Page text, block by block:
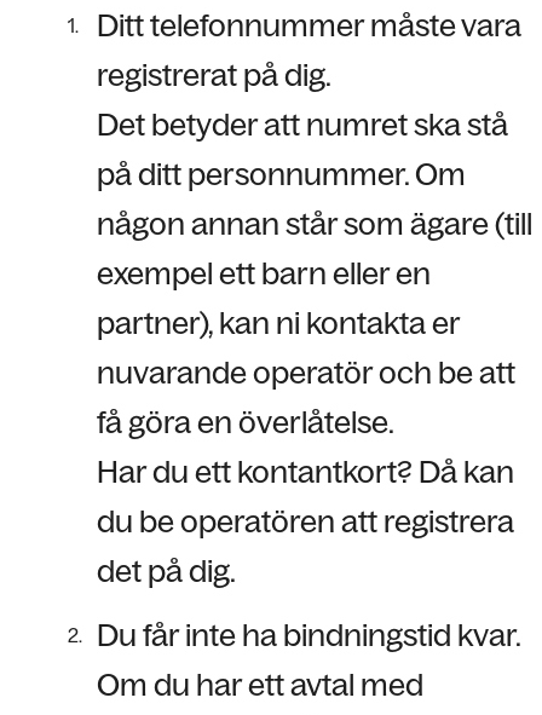
Ditt telefonnummer måste vara
registrerat på dig.
Det betyder att numret ska stå
på ditt personnummer. Om
någon annan står som ägare (till
exempel ett barn eller en
partner), kan ni kontakta er
nuvarande operatör och be att
få göra en överlåtelse.
Har du ett kontantkort? Då kan
du be operatören att registrera
det på dig.
Du får inte ha bindningstid kvar.
Om du har ett avtal med